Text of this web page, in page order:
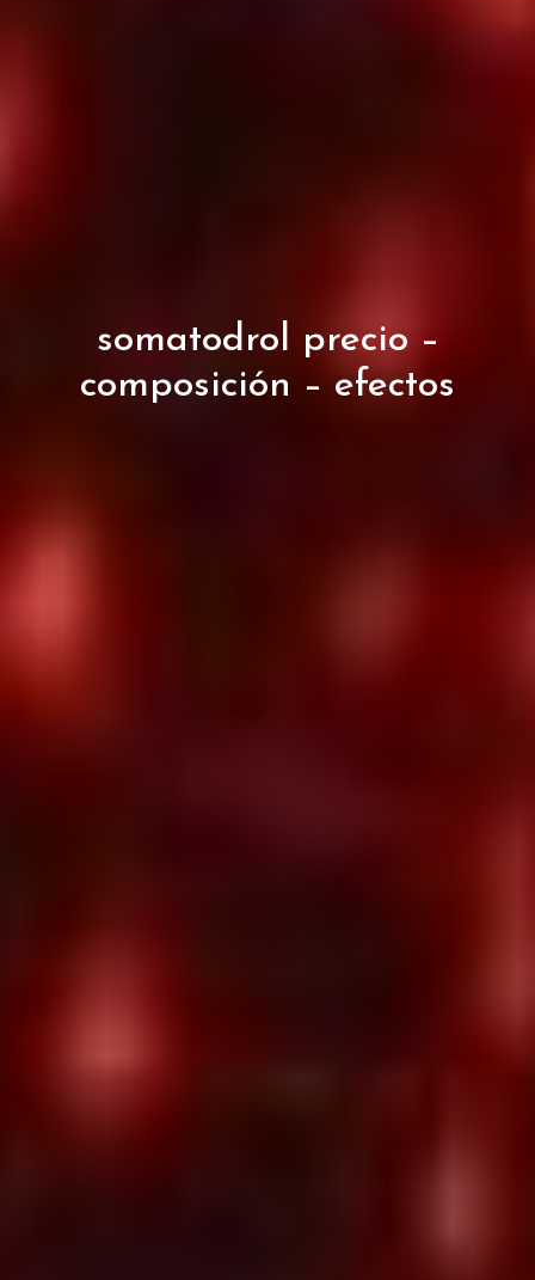
somatodrol precio –
composición – efectos